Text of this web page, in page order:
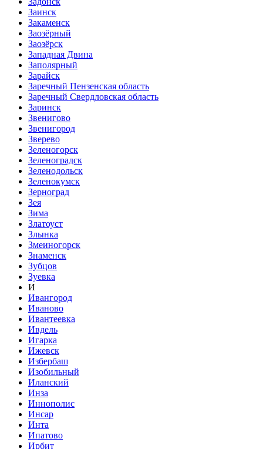
Заинск
Закаменск
Заозёрный
Заозёрск
Западная Двина
Заполярный
Зарайск
Заречный Пензенская область
Заречный Свердловская область
Заринск
Звенигово
Звенигород
Зверево
Зеленогорск
Зеленоградск
Зеленодольск
Зеленокумск
Зерноград
Зея
Зима
Златоуст
Злынка
Змеиногорск
Знаменск
Зубцов
Зуевка
И
Ивангород
Иваново
Ивантеевка
Ивдель
Игарка
Ижевск
Избербаш
Изобильный
Иланский
Инза
Иннополис
Инсар
Инта
Ипатово
Ирбит